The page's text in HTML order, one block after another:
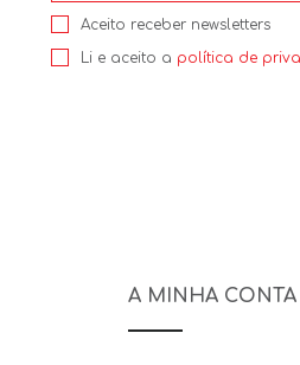
Aceito receber newsletters
Li e aceito a política de
A MINHA CONTA